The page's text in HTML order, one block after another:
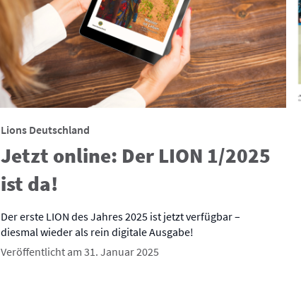
Lions Deutschland
Jetzt online: Der LION 1/2025
ist da!
Der erste LION des Jahres 2025 ist jetzt verfügbar –
diesmal wieder als rein digitale Ausgabe!
Veröffentlicht am 31. Januar 2025